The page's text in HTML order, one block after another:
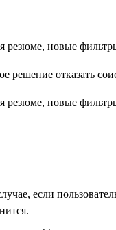
решение отказать
если